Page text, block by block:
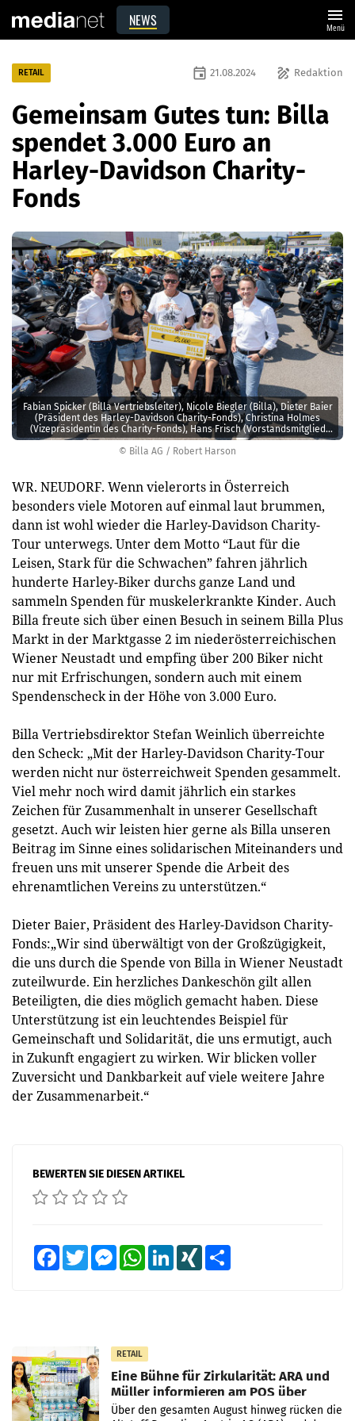
NEWS menu
Menü
© Billa AG / Robert Harson
Fabian Spicker (Billa Vertriebsleiter), Nicole Biegler (Billa), Dieter Baier
(Präsident des Harley-Davidson Charity-Fonds), Christina Holmes
(Vizepräsidentin des Charity-Fonds), Hans Frisch (Vorstandsmitglied
des Charity-Fonds).
RETAIL draw Redaktion
event 21.08.2024
Gemeinsam Gutes tun: Billa
spendet 3.000 Euro an
Harley-Davidson Charity-
Fonds
WR. NEUDORF. Wenn vielerorts in Österreich
besonders viele Motoren auf einmal laut brummen,
dann ist wohl wieder die Harley-Davidson Charity-
Tour unterwegs. Unter dem Motto “Laut für die
Leisen, Stark für die Schwachen” fahren jährlich
hunderte Harley-Biker durchs ganze Land und
sammeln Spenden für muskelerkrankte Kinder. Auch
Billa freute sich über einen Besuch in seinem Billa Plus
Markt in der Marktgasse 2 im niederösterreichischen
Wiener Neustadt und empfing über 200 Biker nicht
nur mit Erfrischungen, sondern auch mit einem
Spendenscheck in der Höhe von 3.000 Euro.
Billa Vertriebsdirektor Stefan Weinlich überreichte
den Scheck: „Mit der Harley-Davidson Charity-Tour
werden nicht nur österreichweit Spenden gesammelt.
Viel mehr noch wird damit jährlich ein starkes
Zeichen für Zusammenhalt in unserer Gesellschaft
gesetzt. Auch wir leisten hier gerne als Billa unseren
Beitrag im Sinne eines solidarischen Miteinanders und
freuen uns mit unserer Spende die Arbeit des
ehrenamtlichen Vereins zu unterstützen.“
Dieter Baier, Präsident des Harley-Davidson Charity-
Fonds:„Wir sind überwältigt von der Großzügigkeit,
die uns durch die Spende von Billa in Wiener Neustadt
zuteilwurde. Ein herzliches Dankeschön gilt allen
Beteiligten, die dies möglich gemacht haben. Diese
Unterstützung ist ein leuchtendes Beispiel für
Gemeinschaft und Solidarität, die uns ermutigt, auch
in Zukunft engagiert zu wirken. Wir blicken voller
Zuversicht und Dankbarkeit auf viele weitere Jahre
der Zusammenarbeit.“
BEWERTEN SIE DIESEN ARTIKEL
FacebookTwitter MessengerWhatsAppLinkedInXING
RETAIL
Eine Bühne für Zirkularität: ARA und
Müller informieren am POS über
Kreislauffähigkeit
Über den gesamten August hinweg rücken die